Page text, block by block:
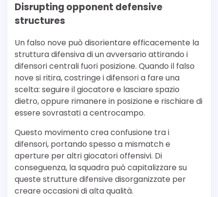
Disrupting opponent defensive
structures
Un falso nove può disorientare efficacemente la
struttura difensiva di un avversario attirando i
difensori centrali fuori posizione. Quando il falso
nove si ritira, costringe i difensori a fare una
scelta: seguire il giocatore e lasciare spazio
dietro, oppure rimanere in posizione e rischiare di
essere sovrastati a centrocampo.
Questo movimento crea confusione tra i
difensori, portando spesso a mismatch e
aperture per altri giocatori offensivi. Di
conseguenza, la squadra può capitalizzare su
queste strutture difensive disorganizzate per
creare occasioni di alta qualità.